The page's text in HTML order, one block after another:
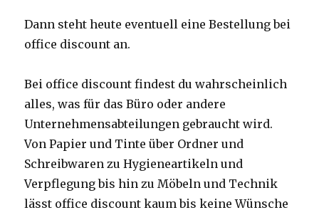
Dann steht heute eventuell eine Bestellung bei
office discount an.
Bei office discount findest du wahrscheinlich
alles, was für das Büro oder andere
Unternehmensabteilungen gebraucht wird.
Von Papier und Tinte über Ordner und
Schreibwaren zu Hygieneartikeln und
Verpflegung bis hin zu Möbeln und Technik
lässt office discount kaum bis keine Wünsche